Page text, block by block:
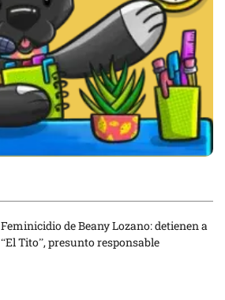
Feminicidio de Beany Lozano: detienen a
“El Tito”, presunto responsable